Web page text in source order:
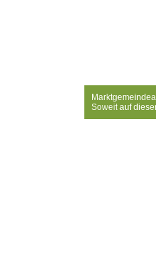
Soweit auf